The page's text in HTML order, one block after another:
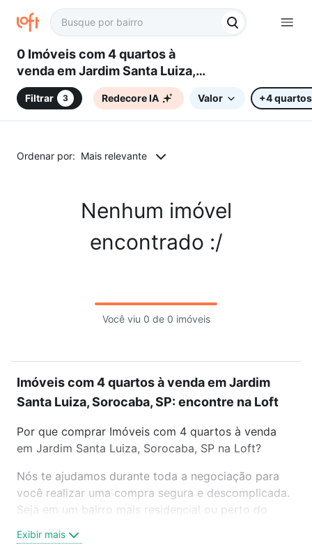
0 Imóveis com 4 quartos à
venda em Jardim Santa Luiza,
Sorocaba, SP
Filtrar 3 Redecore IA Valor +4 quartos
Ordenar por: Mais relevante
Nenhum imóvel
encontrado :/
Você viu 0 de 0 imóveis
Imóveis com 4 quartos à venda em Jardim
Santa Luiza, Sorocaba, SP: encontre na Loft
Por que comprar Imóveis com 4 quartos à venda
em Jardim Santa Luiza, Sorocaba, SP na Loft?
Nós te ajudamos durante toda a negociação para
você realizar uma compra segura e descomplicada.
Seja em um bairro mais residencial ou perto do
oferta ideal de Imóveis com 4 quartos à venda em
Exibir mais